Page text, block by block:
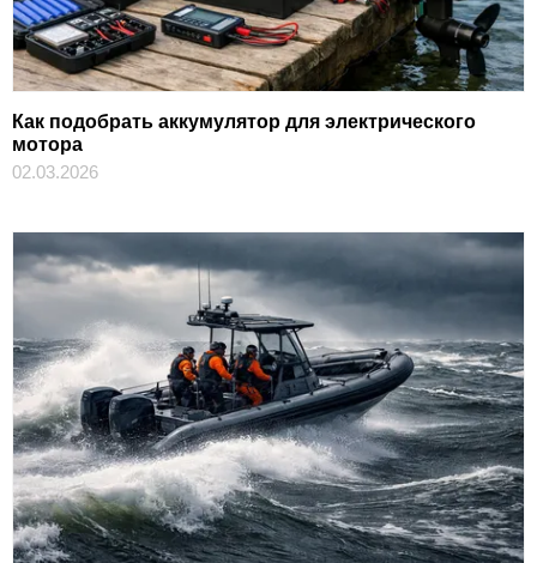
Как подобрать аккумулятор для электрического
мотора
02.03.2026